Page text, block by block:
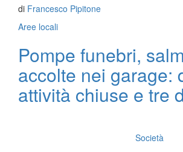
di Francesco Pipitone
Aree locali
Pompe funebri,
accolte nei garage:
attività chiuse e tre
Società